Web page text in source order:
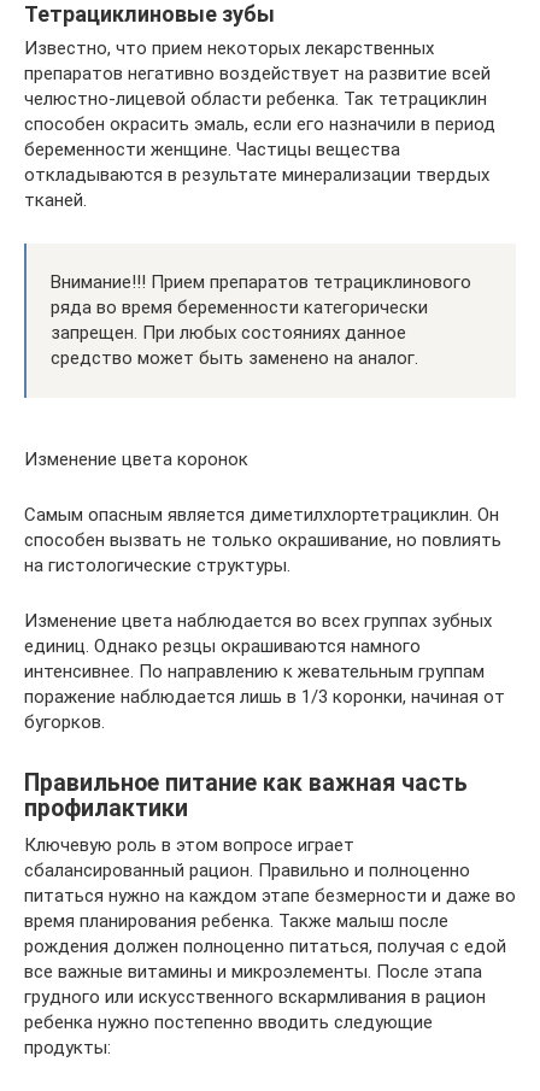
Тетрациклиновые зубы
Известно, что прием некоторых лекарственных
препаратов негативно воздействует на развитие всей
челюстно-лицевой области ребенка. Так тетрациклин
способен окрасить эмаль, если его назначили в период
беременности женщине. Частицы вещества
откладываются в результате минерализации твердых
тканей.
Внимание!!! Прием препаратов тетрациклинового
ряда во время беременности категорически
запрещен. При любых состояниях данное
средство может быть заменено на аналог.
Изменение цвета коронок
Самым опасным является диметилхлортетрациклин. Он
способен вызвать не только окрашивание, но повлиять
на гистологические структуры.
Изменение цвета наблюдается во всех группах зубных
единиц. Однако резцы окрашиваются намного
интенсивнее. По направлению к жевательным группам
поражение наблюдается лишь в 1/3 коронки, начиная от
бугорков.
Правильное питание как важная часть
профилактики
Ключевую роль в этом вопросе играет
сбалансированный рацион. Правильно и полноценно
питаться нужно на каждом этапе безмерности и даже во
время планирования ребенка. Также малыш после
рождения должен полноценно питаться, получая с едой
все важные витамины и микроэлементы. После этапа
грудного или искусственного вскармливания в рацион
ребенка нужно постепенно вводить следующие
продукты: